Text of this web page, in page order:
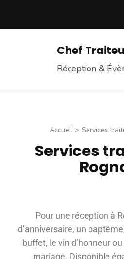
Chef
Réception &
Accueil > Services
Services
Pour une réception à
d’anniversaire, un
buffet, le vin d’honneur
mariage. Disponible